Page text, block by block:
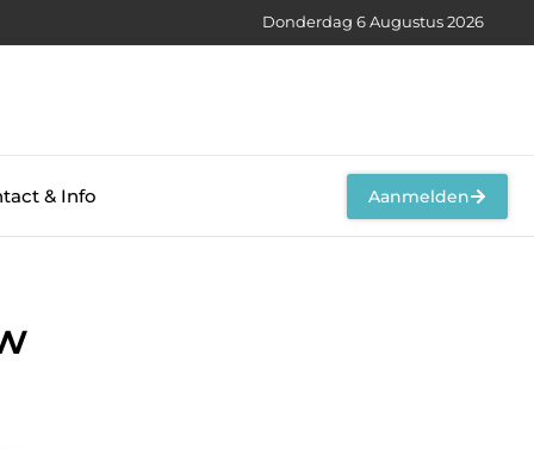
Donderdag 6 Augustus 2026
& Info Aanmelden